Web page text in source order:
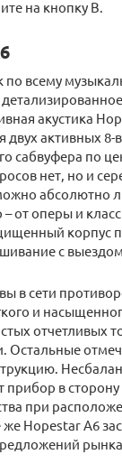
на кнопку В.
по всему
акустика
двух активных
сабвуфера по
нет, но и
абсолютно
от оперы и
корпус
с
в сети
и
отчетливых
Остальные
прибор в
при
Hopestar A6